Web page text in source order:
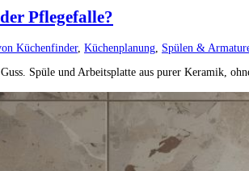
Pflegefalle?
Küchenfinder, Küchenplanung Spülen &
Spüle und Arbeitsplatte aus purer Keramik,